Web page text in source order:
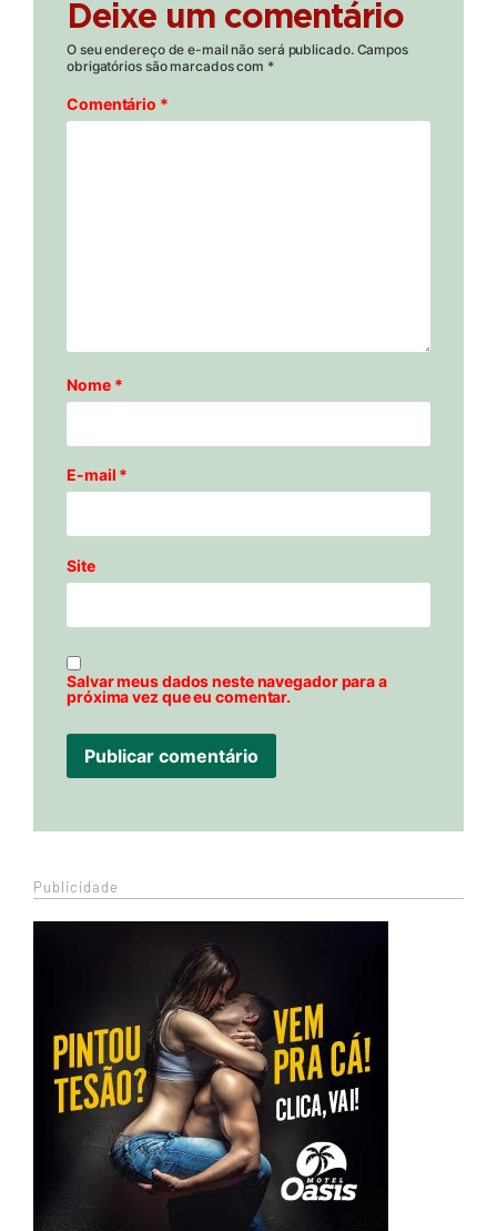
Deixe um comentário
O seu endereço de e-mail não será publicado. Campos
obrigatórios são marcados com *
Comentário *
Nome *
E-mail *
Site
Salvar meus dados neste navegador para a
próxima vez que eu comentar.
Publicidade